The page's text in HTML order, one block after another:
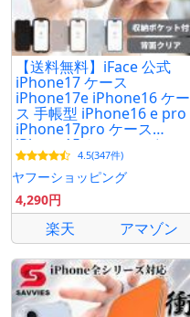
【送料無料】iFace 公式
iPhone17 ケース
iPhone17e iPhone16 ケー
ス 手帳型 iPhone16 e pro
iPhone17pro ケース
iPhone15 ケース アイフォ
ン17 アイフォン17プロ ケ
ース
4.5(347件)
ヤフーショッピング
4,290円
楽天 アマゾン